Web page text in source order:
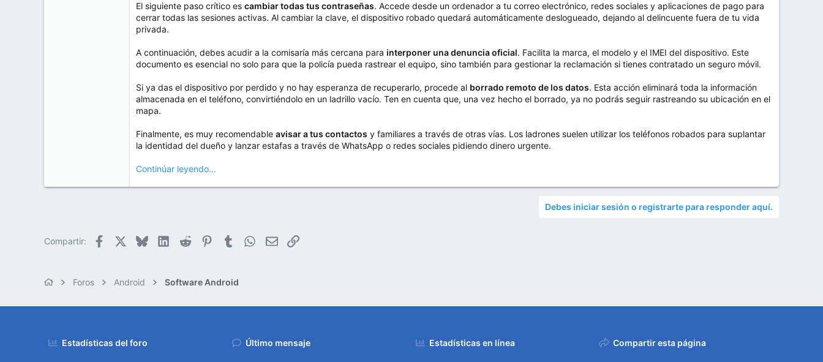
El siguiente paso crítico es cambiar todas tus contraseñas. Accede desde un ordenador a tu correo electrónico, redes sociales y aplicaciones de pago para
cerrar todas las sesiones activas. Al cambiar la clave, el dispositivo robado quedará automáticamente deslogueado, dejando al delincuente fuera de tu vida
privada.
A continuación, debes acudir a la comisaría más cercana para interponer una denuncia oficial. Facilita la marca, el modelo y el IMEI del dispositivo. Este
documento es esencial no solo para que la policía pueda rastrear el equipo, sino también para gestionar la reclamación si tienes contratado un seguro móvil.
Si ya das el dispositivo por perdido y no hay esperanza de recuperarlo, procede al borrado remoto de los datos. Esta acción eliminará toda la información
almacenada en el teléfono, convirtiéndolo en un ladrillo vacío. Ten en cuenta que, una vez hecho el borrado, ya no podrás seguir rastreando su ubicación en el
mapa.
Finalmente, es muy recomendable avisar a tus contactos y familiares a través de otras vías. Los ladrones suelen utilizar los teléfonos robados para suplantar
la identidad del dueño y lanzar estafas a través de WhatsApp o redes sociales pidiendo dinero urgente.
Continúar leyendo...
Debes iniciar sesión o registrarte para responder aquí.
Compartir: Facebook BlueskyLinkedIn
Reddit PinterestTumblr WhatsApp
EmailEnlace
Foros Android Software Android
Estadísticas del foro Último mensaje Estadísticas en línea Compartir esta página